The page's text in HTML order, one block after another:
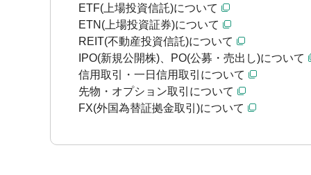
ETF(上場投資信託)について
ETN(上場投資証券)について
REIT(不動産投資信託)について
IPO(新規公開株)、PO(公募・売出し)について
信用取引・一日信用取引について
先物・オプション取引について
FX(外国為替証拠金取引)について